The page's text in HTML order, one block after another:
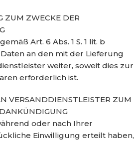
ZUM ZWECKE DER
Art. 6 Abs. 1 S. 1 lit. b
an den mit der Lieferung
weiter, soweit dies zur
erforderlich ist.
VERSANDDIENSTLEISTER ZUM
oder nach Ihrer
Einwilligung erteilt haben,